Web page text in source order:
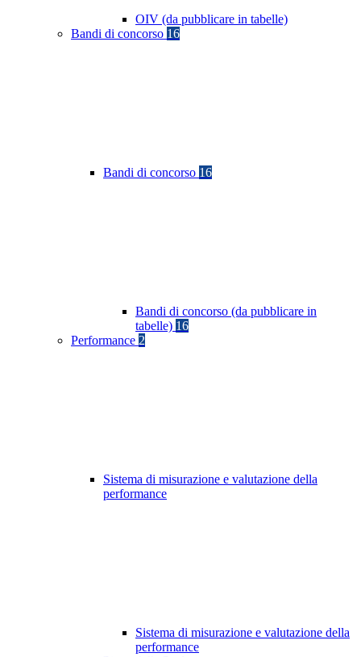
OIV (da pubblicare in tabelle)
Bandi di concorso 16
Bandi di concorso 16
Bandi di concorso (da pubblicare in
tabelle) 16
Performance 2
Sistema di misurazione e valutazione della
performance
Sistema di misurazione e valutazione della
performance